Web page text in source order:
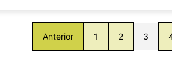
Anterior 1 2 3